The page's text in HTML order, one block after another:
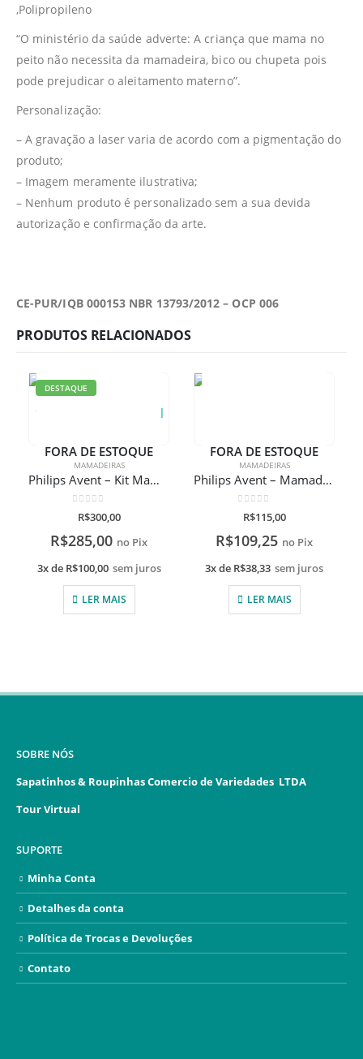
,Polipropileno
“O ministério da saúde adverte: A criança que mama no
peito não necessita da mamadeira, bico ou chupeta pois
pode prejudicar o aleitamento materno”.
Personalização:
– A gravação a laser varia de acordo com a pigmentação do
produto;
– Imagem meramente ilustrativa;
– Nenhum produto é personalizado sem a sua devida
autorização e confirmação da arte.
CE-PUR/IQB 000153 NBR 13793/2012 – OCP 006
PRODUTOS RELACIONADOS
DESTAQUE
FORA DE ESTOQUE
MAMADEIRAS
Philips Avent – Kit Mamadeiras Pétala 125ml, 260ml e 330ml
de 5
R$300,00
R$285,00 no Pix
3x de R$100,00 sem juros
LER MAIS
FORA DE ESTOQUE
MAMADEIRAS
Philips Avent – Mamadeira Pétala 260ml Tigre Com Gravação A Laser
de 5
R$115,00
R$109,25 no Pix
3x de R$38,33 sem juros
LER MAIS
SOBRE NÓS
Sapatinhos & Roupinhas Comercio de Variedades LTDA
Tour Virtual
SUPORTE
Minha Conta
Detalhes da conta
Política de Trocas e Devoluções
Contato